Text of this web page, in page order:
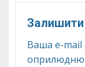
Залишити
Ваша e-mail